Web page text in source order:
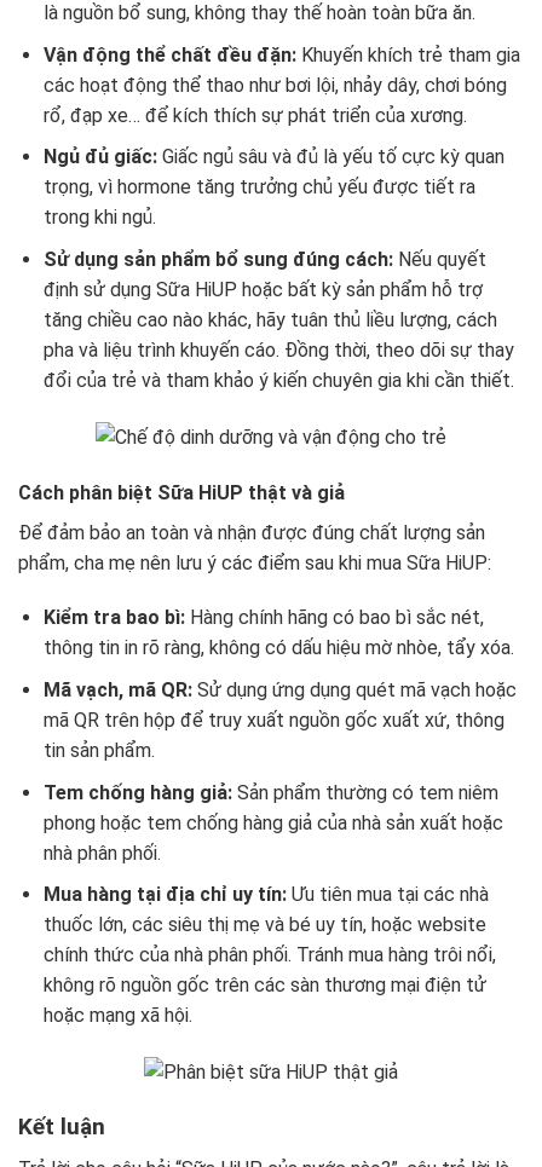
là nguồn bổ sung, không thay thế hoàn toàn bữa ăn.
Vận động thể chất đều đặn:Khuyến khích trẻ tham gia
các hoạt động thể thao như bơi lội, nhảy dây, chơi bóng
rổ, đạp xe… để kích thích sự phát triển của xương.
Ngủ đủ giấc:Giấc ngủ sâu và đủ là yếu tố cực kỳ quan
trọng, vì hormone tăng trưởng chủ yếu được tiết ra
trong khi ngủ.
Sử dụng sản phẩm bổ sung đúng cách:Nếu quyết
định sử dụng Sữa HiUP hoặc bất kỳ sản phẩm hỗ trợ
tăng chiều cao nào khác, hãy tuân thủ liều lượng, cách
pha và liệu trình khuyến cáo. Đồng thời, theo dõi sự thay
đổi của trẻ và tham khảo ý kiến chuyên gia khi cần thiết.
Cách phân biệt Sữa HiUP thật và giả
Để đảm bảo an toàn và nhận được đúng chất lượng sản
phẩm, cha mẹ nên lưu ý các điểm sau khi mua Sữa HiUP:
Kiểm tra bao bì:Hàng chính hãng có bao bì sắc nét,
thông tin in rõ ràng, không có dấu hiệu mờ nhòe, tẩy xóa.
Mã vạch, mã QR:Sử dụng ứng dụng quét mã vạch hoặc
mã QR trên hộp để truy xuất nguồn gốc xuất xứ, thông
tin sản phẩm.
Tem chống hàng giả:Sản phẩm thường có tem niêm
phong hoặc tem chống hàng giả của nhà sản xuất hoặc
nhà phân phối.
Mua hàng tại địa chỉ uy tín:Ưu tiên mua tại các nhà
thuốc lớn, các siêu thị mẹ và bé uy tín, hoặc website
chính thức của nhà phân phối. Tránh mua hàng trôi nổi,
không rõ nguồn gốc trên các sàn thương mại điện tử
hoặc mạng xã hội.
Kết luận